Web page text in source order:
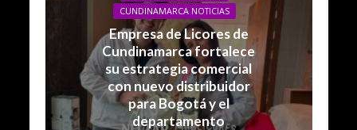
CUNDINAMARCA NOTICIAS
Empresa de Licores de
Cundinamarca fortalece
su estrategia comercial
con nuevo distribuidor
para Bogotá y el
departamento